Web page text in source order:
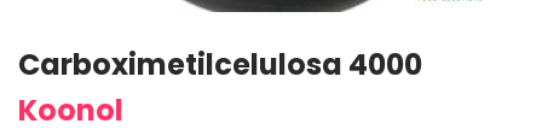
Carboximetilcelulosa 4000
Koonol